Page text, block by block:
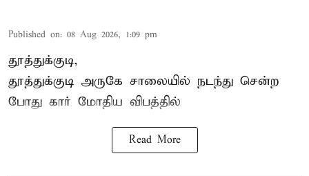
Published on: 08 Aug 2026, 1:09 pm
தூத்துக்குடி,
தூத்துக்குடி அருகே சாலையில் நடந்து சென்ற
போது கார் மோதிய விபத்தில்
Read More